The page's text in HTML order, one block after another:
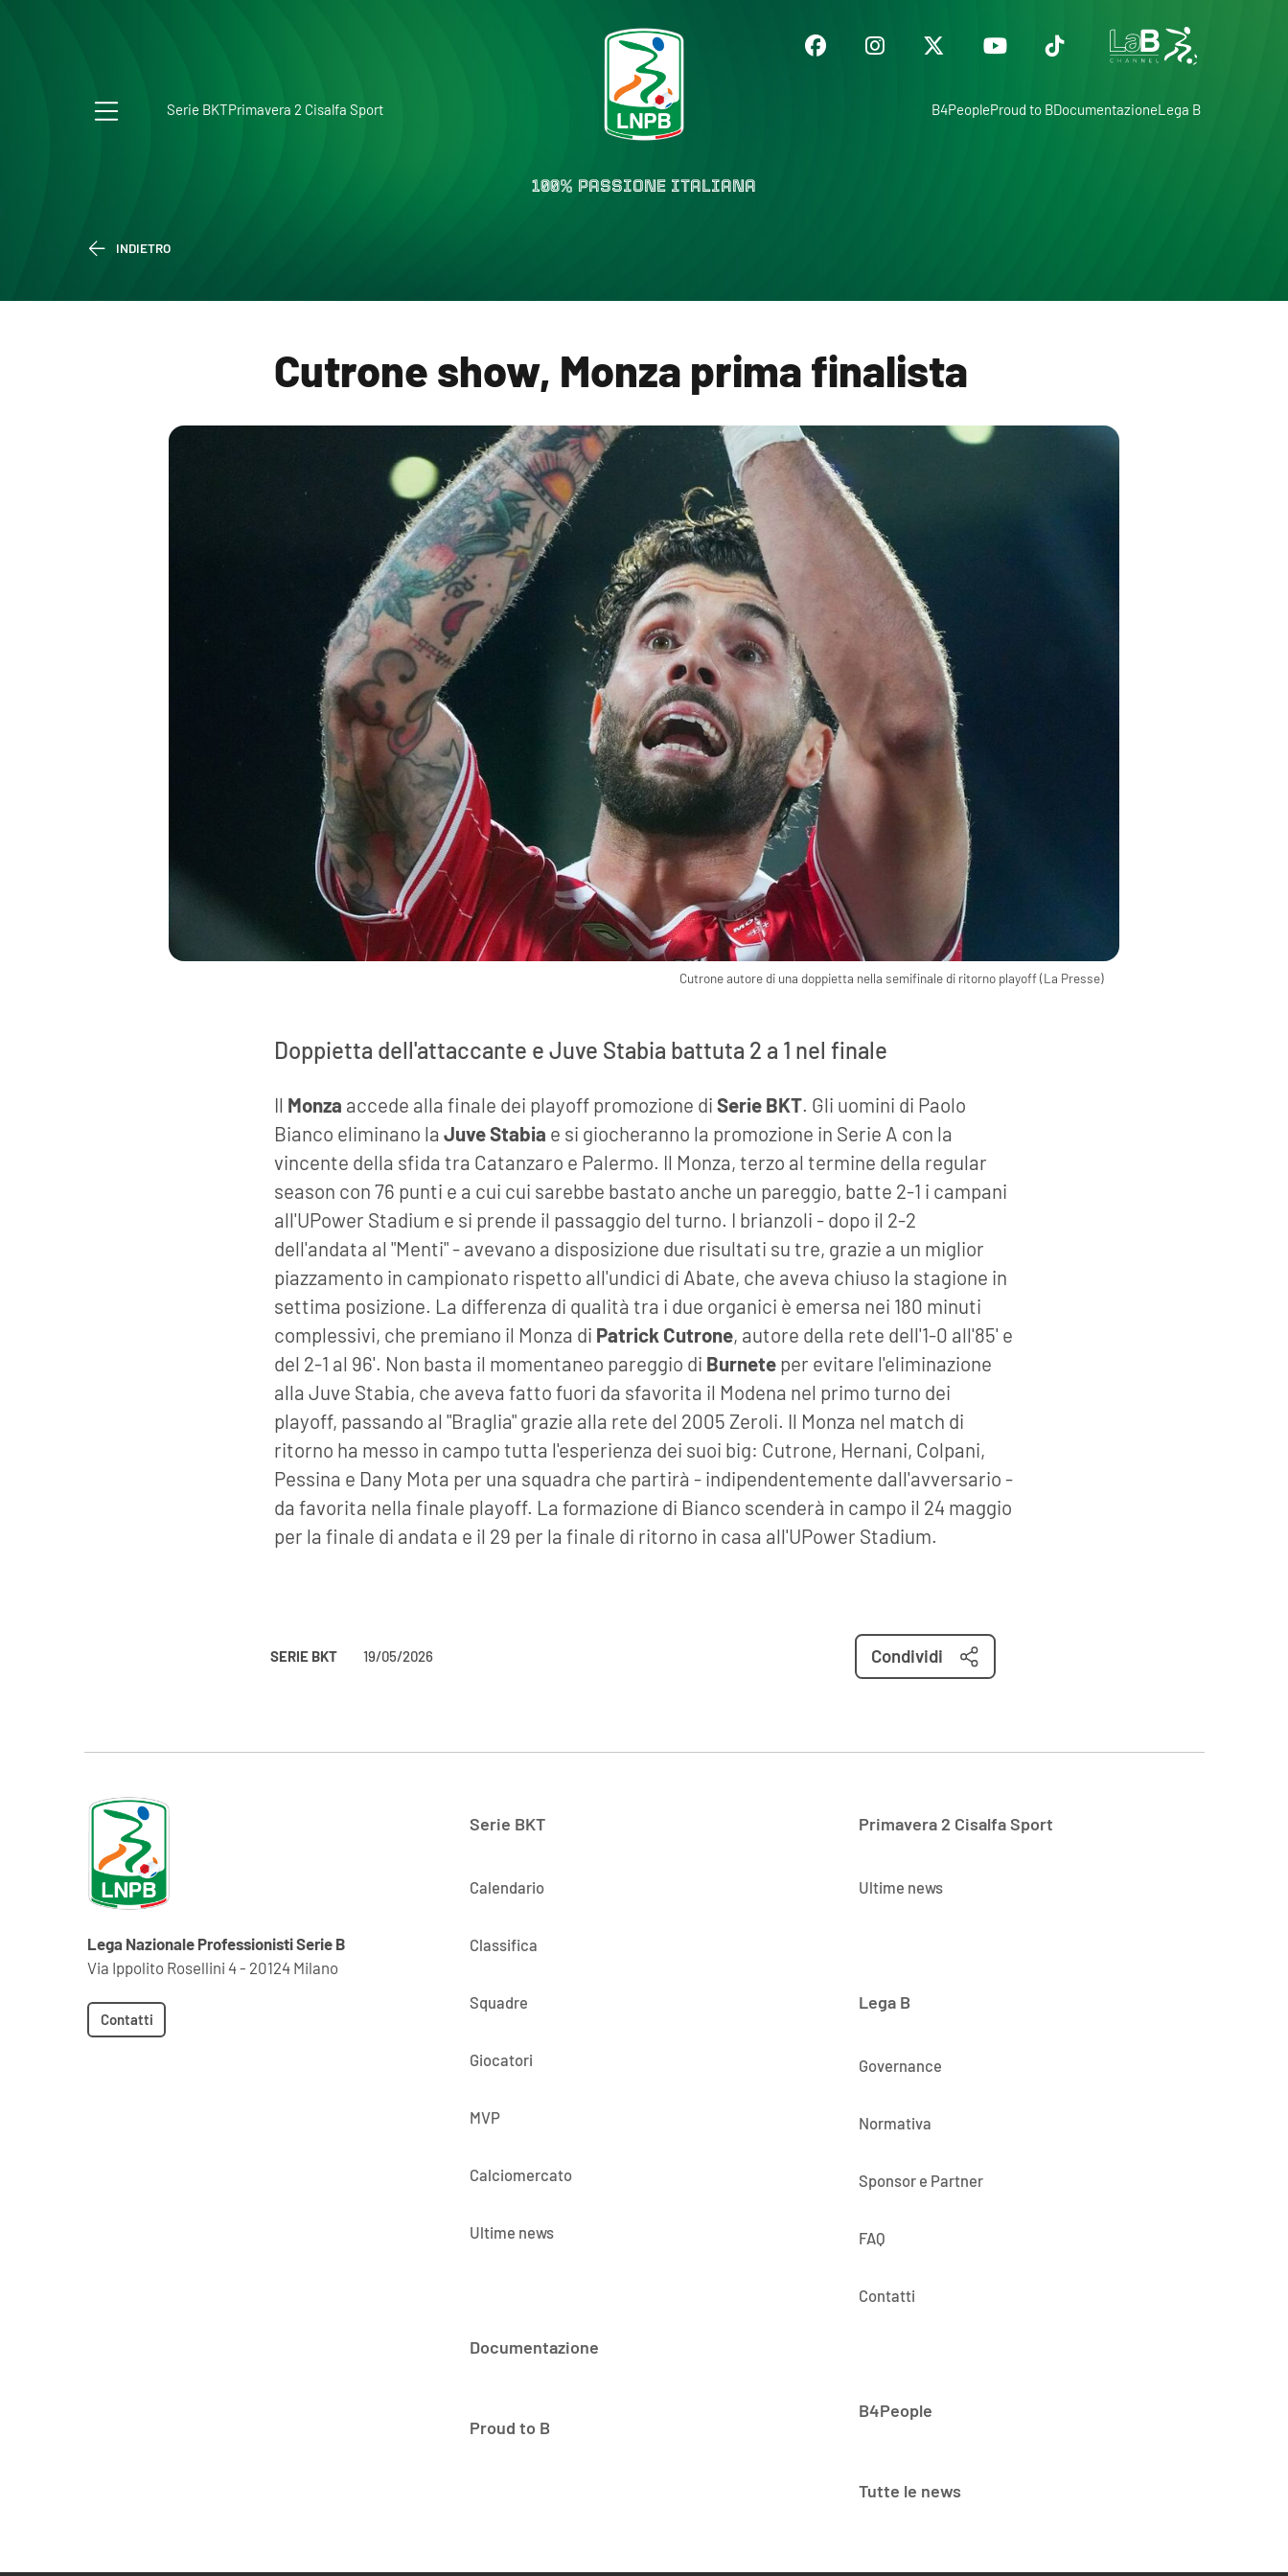
100% PASSIONE ITALIANA
Serie BKTPrimavera 2 Cisalfa Sport B4PeopleProud to BDocumentazioneLega B
INDIETRO
Cutrone show, Monza prima finalista
Cutrone autore di una doppietta nella semifinale di ritorno playoff (La Presse)
Doppietta dell'attaccante e Juve Stabia battuta 2 a 1 nel finale
Il Monza accede alla finale dei playoff promozione diSerie BKT. Gli uomini di Paolo
Bianco eliminano laJuve Stabia e si giocheranno la promozione in Serie A con la
vincente della sfida tra Catanzaro e Palermo. Il Monza, terzo al termine della regular
season con 76 punti e a cui cui sarebbe bastato anche un pareggio, batte 2-1 i campani
all'UPower Stadium e si prende il passaggio del turno. I brianzoli - dopo il 2-2
dell'andata al "Menti" - avevano a disposizione due risultati su tre, grazie a un miglior
piazzamento in campionato rispetto all'undici di Abate, che aveva chiuso la stagione in
settima posizione. La differenza di qualità tra i due organici è emersa nei 180 minuti
complessivi, che premiano il Monza di Patrick Cutrone, autore della rete dell'1-0 all'85' e
del 2-1 al 96'. Non basta il momentaneo pareggio di Burnete per evitare l'eliminazione
alla Juve Stabia, che aveva fatto fuori da sfavorita il Modena nel primo turno dei
playoff, passando al "Braglia" grazie alla rete del 2005 Zeroli. Il Monza nel match di
ritorno ha messo in campo tutta l'esperienza dei suoi big: Cutrone, Hernani, Colpani,
Pessina e Dany Mota per una squadra che partirà - indipendentemente dall'avversario -
da favorita nella finale playoff. La formazione di Bianco scenderà in campo il 24 maggio
per la finale di andata e il 29 per la finale di ritorno in casa all'UPower Stadium.
SERIE BKT 19/05/2026 Condividi
Lega Nazionale Professionisti Serie B
Via Ippolito Rosellini 4 - 20124 Milano
Contatti
Serie BKT
Calendario
Classifica
Squadre
Giocatori
MVP
Calciomercato
Ultime news
Primavera 2 Cisalfa Sport
Ultime news
Lega B
Governance
Normativa
Sponsor e Partner
FAQ
Contatti
Documentazione
B4People
Proud to B
Tutte le news